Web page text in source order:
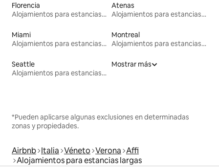
Florencia
Alojamientos para estancias largas
Atenas
Alojamientos para estancias largas
Miami
Alojamientos para estancias largas
Montreal
Alojamientos para estancias largas
Seattle
Alojamientos para estancias largas
Mostrar más
*Pueden aplicarse algunas exclusiones en determinadas
zonas y propiedades.
Airbnb Italia Véneto Verona Affi
Alojamientos para estancias largas